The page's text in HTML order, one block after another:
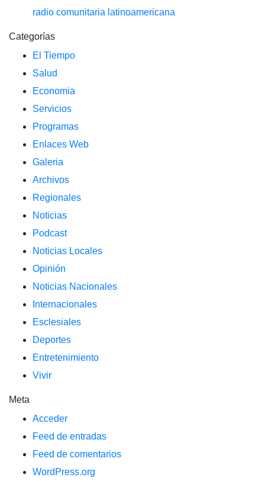
radio comunitaria latinoamericana
Categorías
El Tiempo
Salud
Economia
Servicios
Programas
Enlaces Web
Galeria
Archivos
Regionales
Noticias
Podcast
Noticias Locales
Opinión
Noticias Nacionales
Internacionales
Esclesiales
Deportes
Entretenimiento
Vivir
Meta
Acceder
Feed de entradas
Feed de comentarios
WordPress.org